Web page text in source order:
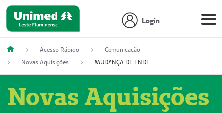
Login
Acesso Rápido
Comunicação
Novas Aquisições
MUDANÇA DE ENDEREÇO - DIAGITAB SERVIÇOS MÉDICOS LTDA (54003267-5)
Novas Aquisições